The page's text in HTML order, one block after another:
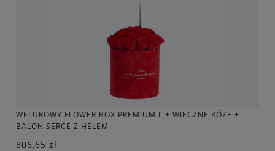
WELUROWY FLOWER BOX PREMIUM L + WIECZNE RÓŻE +
BALON SERCE Z HELEM
806,65 zł